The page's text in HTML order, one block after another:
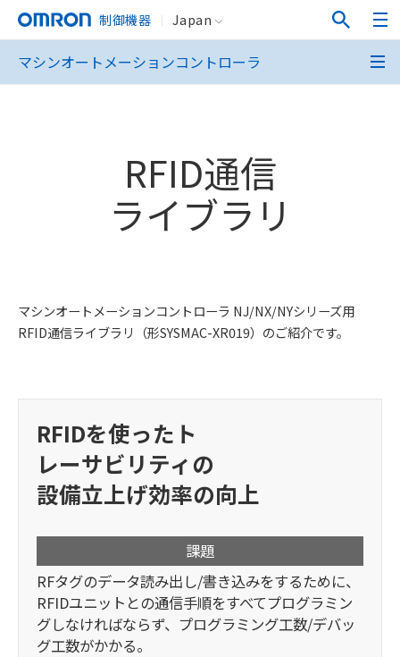
制御機器 Japan
マシンオートメーションコントローラ
RFID通信
ライブラリ
マシンオートメーションコントローラ NJ/NX/NYシリーズ用
RFID通信ライブラリ（形SYSMAC-XR019）のご紹介です。
RFIDを使ったト
レーサビリティの
設備立上げ効率の向上
課題
RFタグのデータ読み出し/書き込みをするために、
RFIDユニットとの通信手順をすべてプログラミン
グしなければならず、プログラミング工数/デバッ
グ工数がかかる。